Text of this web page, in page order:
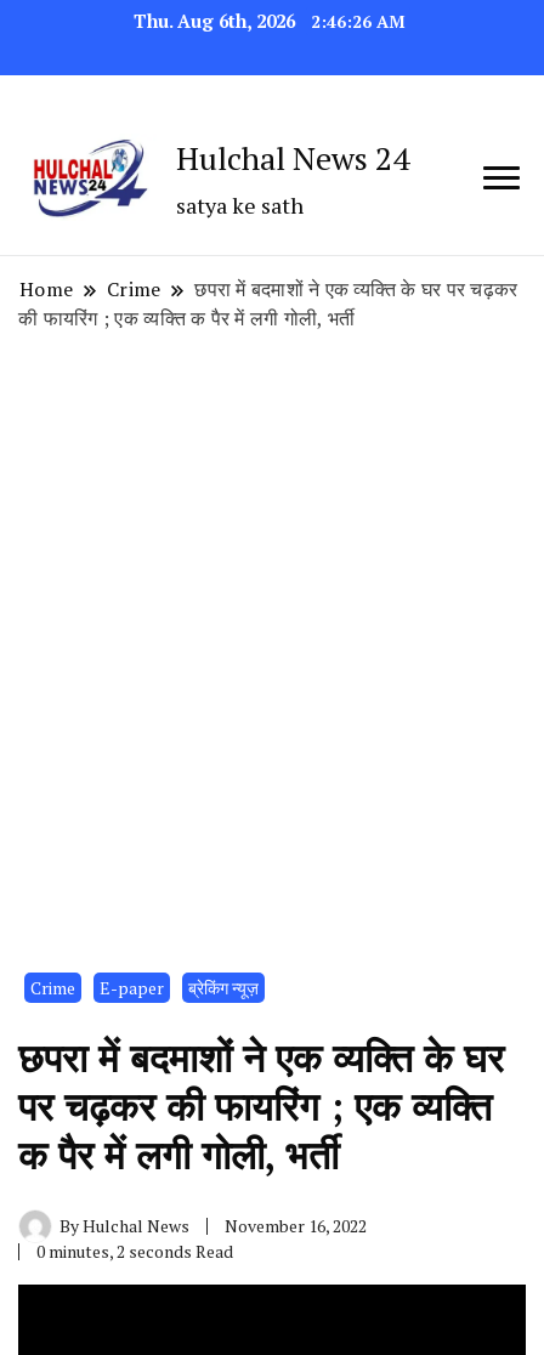
Thu. Aug 6th, 2026 2:46:27 AM
Hulchal News 24
satya ke sath
Home Crime
छपरा में बदमाशों ने एक व्यक्ति के घर पर चढ़कर
की फायरिंग ; एक व्यक्ति क पैर में लगी गोली, भर्ती
Crime E-paper ब्रेकिंग न्यूज़
छपरा में बदमाशों ने एक व्यक्ति के घर
पर चढ़कर की फायरिंग ; एक व्यक्ति
क पैर में लगी गोली, भर्ती
ByHulchal News
November 16, 2022
0 minutes, 2 seconds Read